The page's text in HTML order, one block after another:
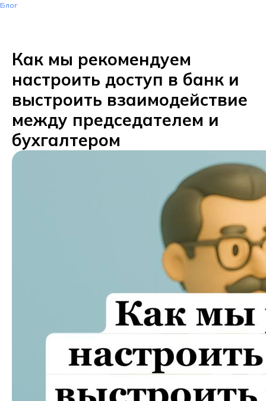
Блог
Как мы рекомендуем
настроить доступ в банк и
выстроить взаимодействие
между председателем и
бухгалтером